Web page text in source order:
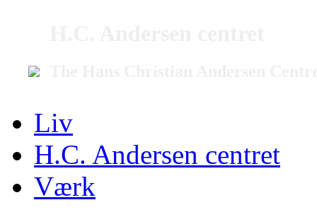
Liv
H.C. Andersen centret
Værk